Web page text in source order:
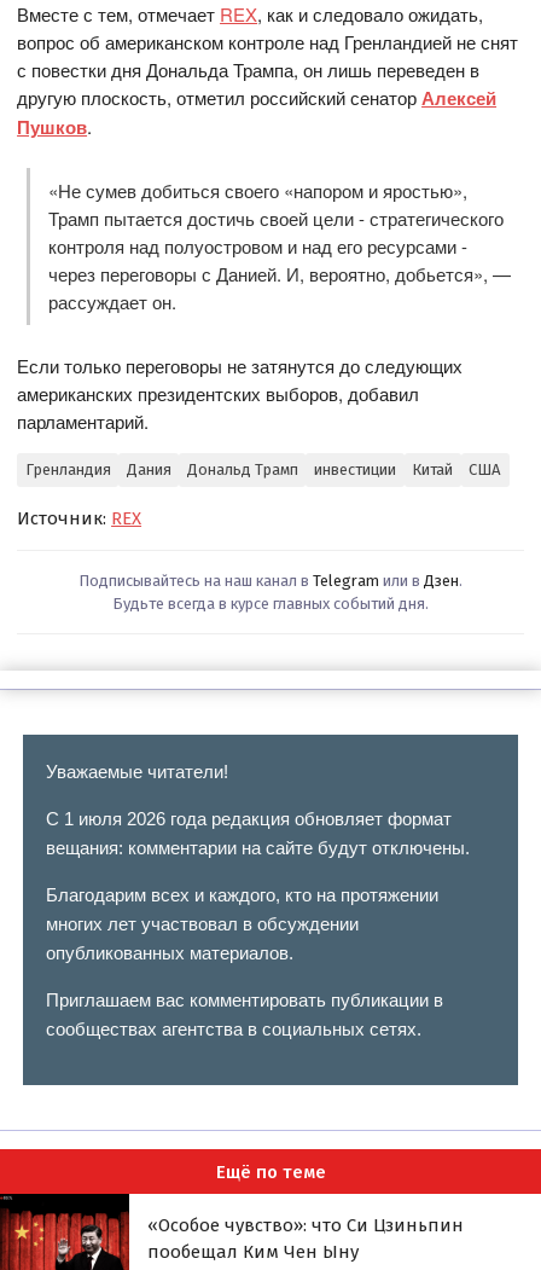
Вместе с тем, отмечает REX, как и следовало ожидать,
вопрос об американском контроле над Гренландией не снят
с повестки дня Дональда Трампа, он лишь переведен в
другую плоскость, отметил российский сенаторАлексей
Пушков.
«Не сумев добиться своего «напором и яростью»,
Трамп пытается достичь своей цели - стратегического
контроля над полуостровом и над его ресурсами -
через переговоры с Данией. И, вероятно, добьется», —
рассуждает он.
Если только переговоры не затянутся до следующих
американских президентских выборов, добавил
парламентарий.
Гренландия Дания Дональд Трамп инвестиции Китай США
Источник: REX
Подписывайтесь на наш канал в Telegram или в Дзен.
Будьте всегда в курсе главных событий дня.
Уважаемые читатели!
С 1 июля 2026 года редакция обновляет формат
вещания: комментарии на сайте будут отключены.
Благодарим всех и каждого, кто на протяжении
многих лет участвовал в обсуждении
опубликованных материалов.
Приглашаем вас комментировать публикации в
сообществах агентства в социальных сетях.
Ещё по теме
«Особое чувство»: что Си Цзиньпин
пообещал Ким Чен Ыну